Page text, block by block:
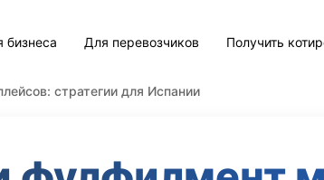
бизнеса Для перевозчиков Получить
стратегии для Испании